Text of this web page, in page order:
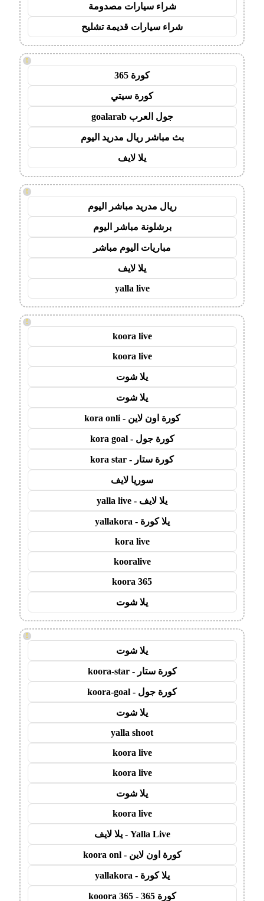
شراء سيارات مصدومة
شراء سيارات قديمة تشليح
!
كورة 365
كورة سيتي
جول العرب goalarab
بث مباشر ريال مدريد اليوم
يلا لايف
!
ريال مدريد مباشر اليوم
برشلونة مباشر اليوم
مباريات اليوم مباشر
يلا لايف
yalla live
!
koora live
koora live
يلا شوت
يلا شوت
كورة اون لاين - kora onli
كورة جول - kora goal
كورة ستار - kora star
سوريا لايف
يلا لايف - yalla live
يلا كورة - yallakora
kora live
kooralive
koora 365
يلا شوت
!
يلا شوت
كورة ستار - koora-star
كورة جول - koora-goal
يلا شوت
yalla shoot
koora live
koora live
يلا شوت
koora live
Yalla Live - يلا لايف
كورة اون لاين - koora onl
يلا كورة - yallakora
كورة 365 - kooora 365